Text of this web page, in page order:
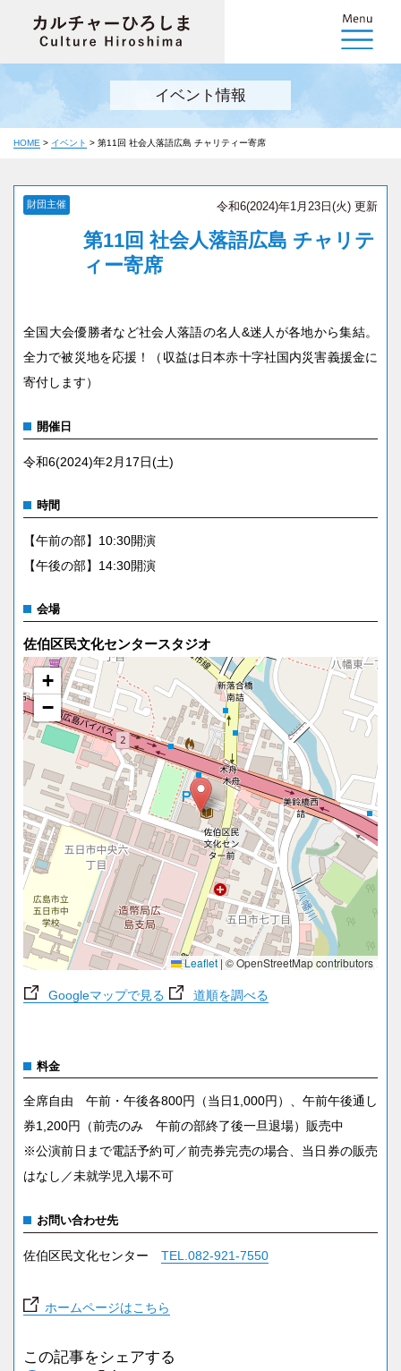
イベント情報
HOME > イベント > 第11回 社会人落語広島 チャリティー寄席
令和6(2024)年1月23日(火) 更新
財団主催
第11回 社会人落語広島 チャリテ
ィー寄席
全国大会優勝者など社会人落語の名人&迷人が各地から集結。
全力で被災地を応援！（収益は日本赤十字社国内災害義援金に
寄付します）
開催日
令和6(2024)年2月17日(土)
時間
【午前の部】10:30開演
【午後の部】14:30開演
会場
佐伯区民文化センタースタジオ
+
−
Leaflet | © OpenStreetMap contributors
Googleマップで見る 道順を調べる
料金
全席自由 午前・午後各800円（当日1,000円）、午前午後通し
券1,200円（前売のみ 午前の部終了後一旦退場）販売中
※公演前日まで電話予約可／前売券完売の場合、当日券の販売
はなし／未就学児入場不可
お問い合わせ先
佐伯区民文化センター TEL.082-921-7550
ホームページはこちら